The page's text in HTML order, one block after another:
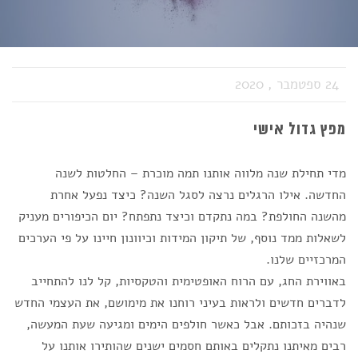
24 ספטמבר , 2020
מפץ גדול אישי
מדי תחילת שנה מלווה אותנו תמה מוכרת – החלטות לשנה
החדשה. אילו הרגלים נרצה לסגל השנה? כיצד נפעל אחרת
מהשנה החולפת? במה נתקדם וכיצד נתפתח? יום הכיפורים מעניק
לשאלות ממד נוסף, של תיקון המידות וכיוונון חיינו על פי הערכים
המרכזיים שלנו.
באווירת החג, עם הרוח האופטימית והטקסיות, קל לנו להתחייב
לדברים חדשים ולראות בעיני רוחנו את מימושם, את העצמי החדש
שנהיה בזכותם. אבל כאשר חולפים הימים ומגיעה שעת המעשה,
רבים מאיתנו נתקלים באותם חסמים ישנים שהותירו אותנו על